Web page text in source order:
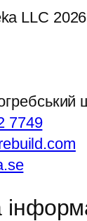
LLC 2026
7749